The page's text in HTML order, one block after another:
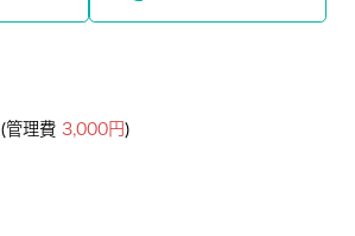
(管理費3,000円)